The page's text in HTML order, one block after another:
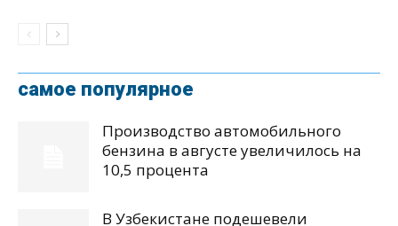
самое популярное
Производство автомобильного
бензина в августе увеличилось на
10,5 процента
В Узбекистане подешевели